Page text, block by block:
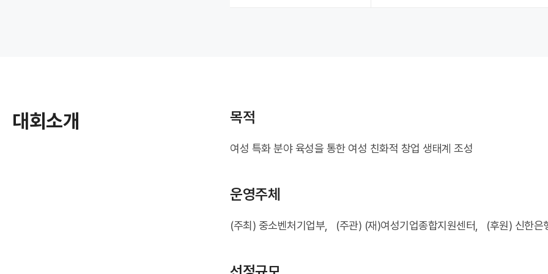
대회소개 목적
여성 특화 분야 육성을 통한 여성 친화적 창업 생태계 조성
운영주체
(주최) 중소벤처기업부, (주관) (재)여성기업종합지원센터, (후원) 신한은